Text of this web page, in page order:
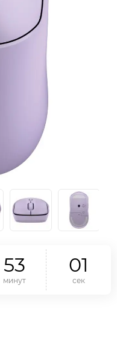
53
минут
00
сек